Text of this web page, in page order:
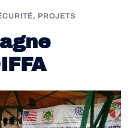
, PROJETS